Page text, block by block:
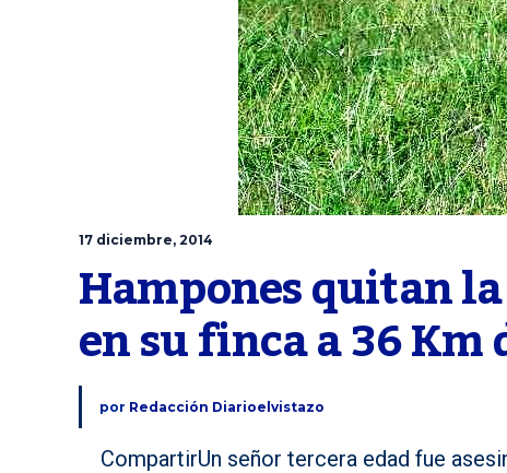
17 diciembre, 2014
Hampones quitan
en su finca a 36 Km
por Redacción Diarioelvistazo
CompartirUn señor tercera edad fue